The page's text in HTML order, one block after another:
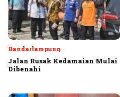
Bandarlampung
Jalan Rusak Kedamaian Mulai
Dibenahi